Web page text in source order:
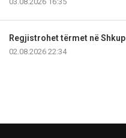
Regjistrohet tërmet në Shkup
02.08.2026 22:34